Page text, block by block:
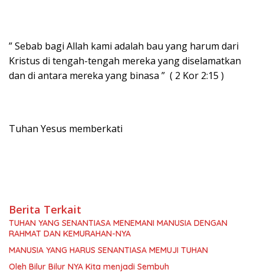
” Sebab bagi Allah kami adalah bau yang harum dari
Kristus di tengah-tengah mereka yang diselamatkan
dan di antara mereka yang binasa ” ( 2 Kor 2:15 )
Tuhan Yesus memberkati
Berita Terkait
TUHAN YANG SENANTIASA MENEMANI MANUSIA DENGAN
RAHMAT DAN KEMURAHAN-NYA
MANUSIA YANG HARUS SENANTIASA MEMUJI TUHAN
Oleh Bilur Bilur NYA Kita menjadi Sembuh